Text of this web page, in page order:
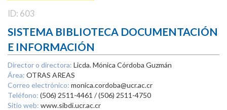
ID: 603
SISTEMA BIBLIOTECA DOCUMENTACIÓN
E INFORMACIÓN
Director o directora: Licda. Mónica Córdoba Guzmán
Área: OTRAS AREAS
Correo electrónico: monica.cordoba@ucr.ac.cr
Teléfono: (506) 2511-4461 / (506) 2511-4750
Sitio web: www.sibdi.ucr.ac.cr